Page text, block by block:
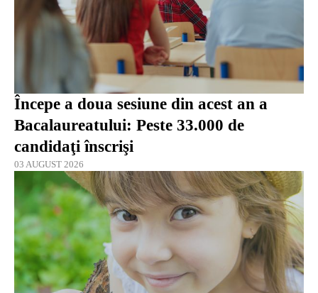
Începe a doua sesiune din acest an a
Bacalaureatului: Peste 33.000 de
candidaţi înscrişi
03 AUGUST 2026